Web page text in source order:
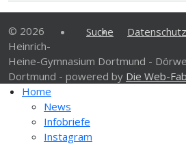
Suche
© 2026
Heinrich-
Heine-Gymnasium Dortmund -
Dortmund - powered by Die Web-
Home
News
Infobriefe
Instagram